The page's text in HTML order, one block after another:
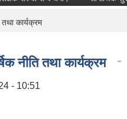
कार्यक्रम
नीति तथा कार्यक्रम
- 10:51